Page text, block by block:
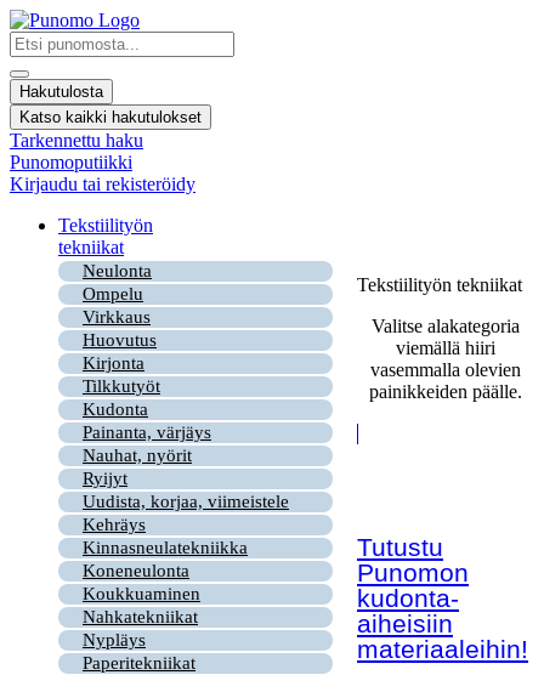
Mene
sisältöön
Search
...
Hakutulosta
Katso kaikki hakutulokset
Tarkennettu haku
Punomoputiikki
Kirjaudu tai rekisteröidy
Tekstiilityön
tekniikat
Neulonta
Ompelu
Virkkaus
Huovutus
Kirjonta
Tilkkutyöt
Kudonta
Painanta, värjäys
Nauhat, nyörit
Ryijyt
Uudista, korjaa, viimeistele
Kehräys
Kinnasneulatekniikka
Koneneulonta
Koukkuaminen
Nahkatekniikat
Nypläys
Paperitekniikat
Tekstiilityön tekniikat
Valitse alakategoria
viemällä hiiri
vasemmalla olevien
painikkeiden päälle.
Tutustu
Punomon
kudonta-
aiheisiin
materiaaleihin!